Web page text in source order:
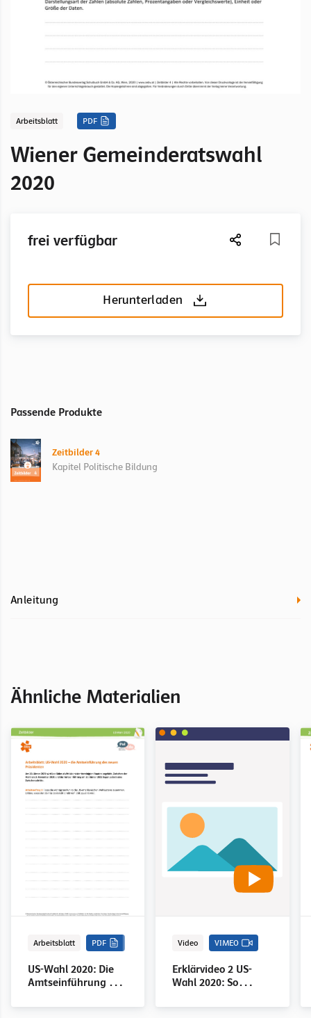
Arbeitsblatt PDF
Wiener Gemeinderatswahl
2020
frei verfügbar
Herunterladen
Passende Produkte
Zeitbilder 4
Kapitel Politische Bildung
Anleitung
Ähnliche Materialien
Arbeitsblatt PDF
US-Wahl 2020: Die
Amtseinführung des
Video VIMEO
Erklärvideo 2 US-
Wahl 2020: So
Präsidentschaftswahl